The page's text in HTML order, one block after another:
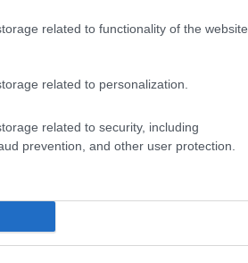
related to functionality of the website
related to personalization.
related to security, including
prevention, and other user protection.